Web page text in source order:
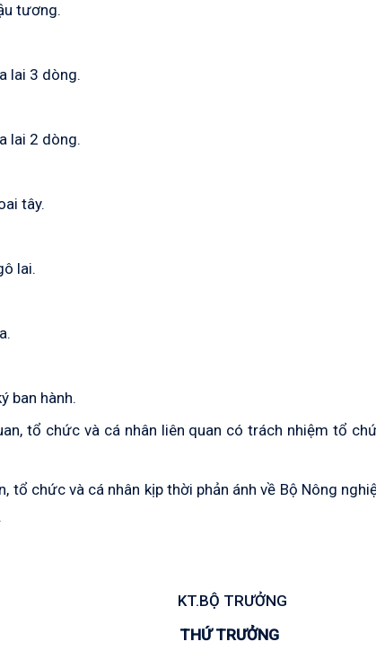
tương.
lai 3 dòng.
lai 2 dòng.
tây.
lai.
ban hành.
tổ chức và cá nhân liên quan có trách nhiệm tổ
chức và cá nhân kịp thời phản ánh về Bộ Nông
KT.BỘ TRƯỞNG
THỨ TRƯỞNG